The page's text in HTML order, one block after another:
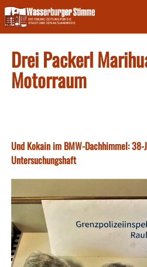
Skip
to
content
Drei Packerl
Motorraum
Und Kokain im BMW-Dachhimmel:
Untersuchungshaft